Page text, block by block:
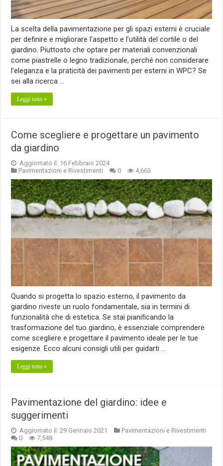
La scelta della pavimentazione per gli spazi esterni è cruciale
per definire e migliorare l’aspetto e l’utilità del cortile o del
giardino. Piuttosto che optare per materiali convenzionali
come piastrelle o legno tradizionale, perché non considerare
l’eleganza e la praticità dei pavimenti per esterni in WPC? Se
sei alla ricerca …
Leggi tutto »
Come scegliere e progettare un pavimento
da giardino
Aggiornato il: 16 Febbraio 2024
Pavimentazioni e Rivestimenti
0 4,663
Quando si progetta lo spazio esterno, il pavimento da
giardino riveste un ruolo fondamentale, sia in termini di
funzionalità che di estetica. Se stai pianificando la
trasformazione del tuo giardino, è essenziale comprendere
come scegliere e progettare il pavimento ideale per le tue
esigenze. Ecco alcuni consigli utili per guidarti …
Leggi tutto »
Pavimentazione del giardino: idee e
suggerimenti
Aggiornato il: 29 Gennaio 2021
Pavimentazioni e Rivestimenti
0
7,548